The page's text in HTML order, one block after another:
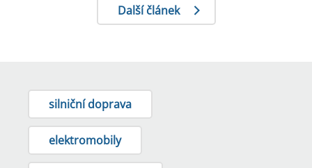
Další článek
silniční doprava
elektromobily